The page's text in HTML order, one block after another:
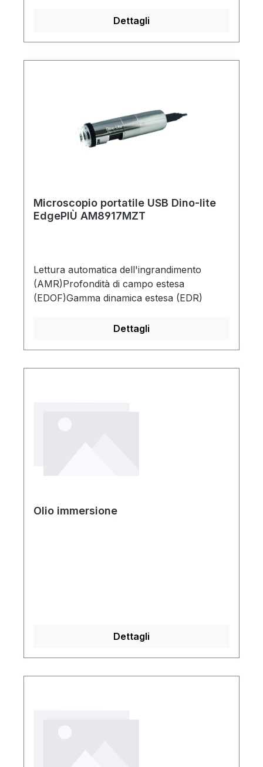
Dettagli
Microscopio portatile USB Dino-lite
EdgePIÙ AM8917MZT
Lettura automatica dell'ingrandimento
(AMR)Profondità di campo estesa
(EDOF)Gamma dinamica estesa (EDR)
Dettagli
Olio immersione
Dettagli